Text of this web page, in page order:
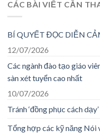
CÁC BÀI VIẾT CẦN
BÍ QUYẾT ĐỌC DIỄN
12/07/2026
Các ngành đào tạo giáo
sàn xét tuyển cao nhất
10/07/2026
Tránh ‘đồng phục cách dạy’
Tổng hợp các kỹ năng